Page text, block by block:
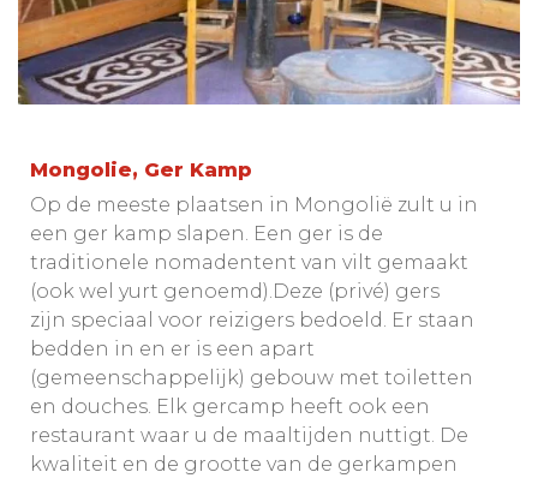
Mongolie, Ger Kamp
Op de meeste plaatsen in Mongolië zult u in
een ger kamp slapen. Een ger is de
traditionele nomadentent van vilt gemaakt
(ook wel yurt genoemd).Deze (privé) gers
zijn speciaal voor reizigers bedoeld. Er staan
bedden in en er is een apart
(gemeenschappelijk) gebouw met toiletten
en douches. Elk gercamp heeft ook een
restaurant waar u de maaltijden nuttigt. De
kwaliteit en de grootte van de gerkampen